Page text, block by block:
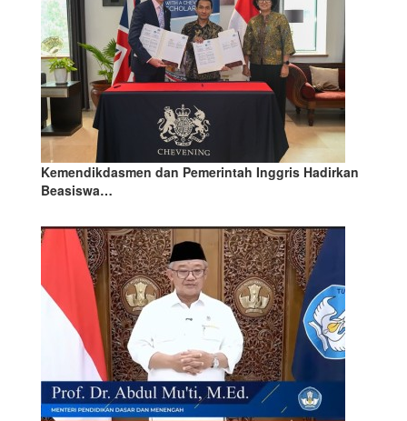
Kemendikdasmen dan Pemerintah Inggris Hadirkan
Beasiswa…